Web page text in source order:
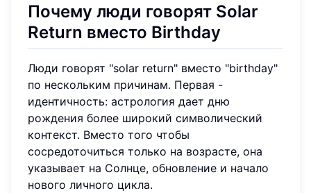
Почему люди говорят Solar
Return вместо Birthday
Люди говорят "solar return" вместо "birthday"
по нескольким причинам. Первая -
идентичность: астрология дает дню
рождения более широкий символический
контекст. Вместо того чтобы
сосредоточиться только на возрасте, она
указывает на Солнце, обновление и начало
нового личного цикла.